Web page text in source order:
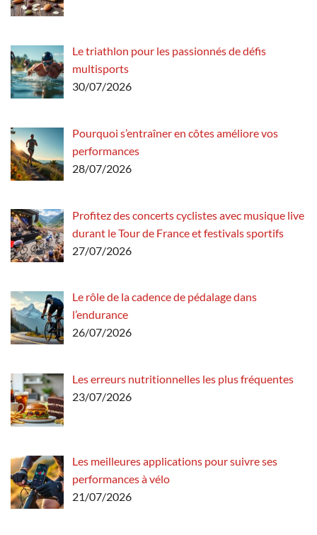
Le triathlon pour les passionnés de défis
multisports
30/07/2026
Pourquoi s’entraîner en côtes améliore vos
performances
28/07/2026
Profitez des concerts cyclistes avec musique live
durant le Tour de France et festivals sportifs
27/07/2026
Le rôle de la cadence de pédalage dans
l’endurance
26/07/2026
Les erreurs nutritionnelles les plus fréquentes
23/07/2026
Les meilleures applications pour suivre ses
performances à vélo
21/07/2026